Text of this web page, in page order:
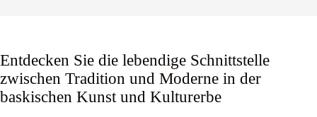
Entdecken Sie die lebendige Schnittstelle
zwischen Tradition und Moderne in der
baskischen Kunst und Kulturerbe